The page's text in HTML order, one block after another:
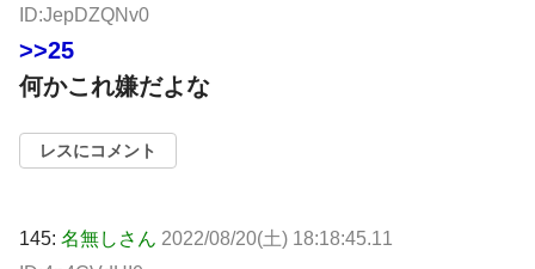
ID:JepDZQNv0
>>25
何かこれ嫌だよな
レスにコメント
145: 名無しさん 2022/08/20(土) 18:18:45.11